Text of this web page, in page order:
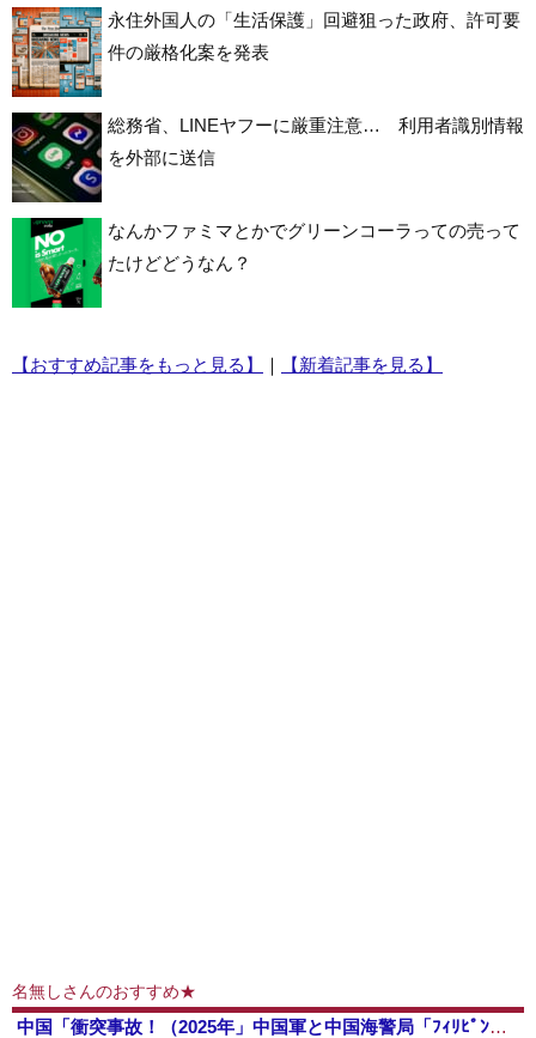
永住外国人の「生活保護」回避狙った政府、許可要
件の厳格化案を発表
総務省、LINEヤフーに厳重注意… 利用者識別情報
を外部に送信
なんかファミマとかでグリーンコーラっての売って
たけどどうなん？
【おすすめ記事をもっと見る】 ｜ 【新着記事を見る】
名無しさんのおすすめ★
中国「衝突事故！（2025年」中国軍と中国海警局「ﾌｨﾘﾋﾟﾝ船の追跡中に衝突！（8/11」中国「2人死亡」中国政府「1年間隠蔽」日本「隠蔽された事実報道！（2026年」→